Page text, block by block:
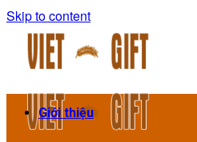
Skip to content
Giới thiệu